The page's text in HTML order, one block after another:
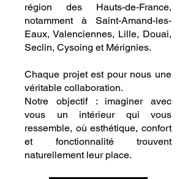
région des Hauts-de-France,
notamment à Saint-Amand-les-
Eaux, Valenciennes, Lille, Douai,
Seclin, Cysoing et Mérignies.
Chaque projet est pour nous une
véritable collaboration.
Notre objectif : imaginer avec
vous un intérieur qui vous
ressemble, où esthétique, confort
et fonctionnalité trouvent
naturellement leur place.